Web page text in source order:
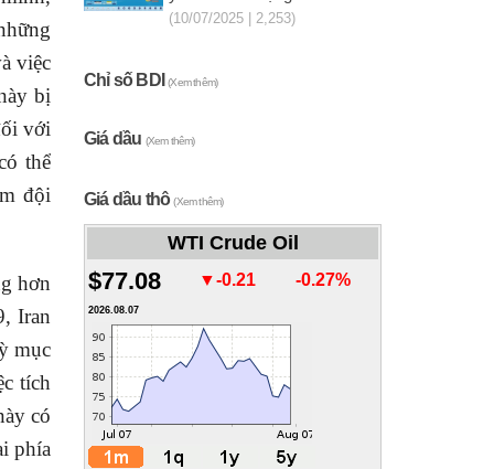
việc
bị
với
thể
đội
hơn
Iran
mục
tích
có
phía
(10/07/2025 | 2,253)
Chỉ số BDI(Xem thêm)
Giá dầu (Xem thêm)
Giá dầu thô(Xem thêm)
WTI Crude Oil
$77.08 ▼-0.21 -0.27%
2026.08.07